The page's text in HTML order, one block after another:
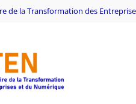
de la Transformation des